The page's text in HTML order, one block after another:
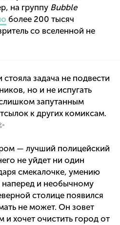
на группу Bubble
более 200 тысяч
со вселенной не
задача не подвести
но и не испугать
запутанным
к других комиксам.
— лучший полицейский
не уйдет ни один
смекалочке, умению
наперед и необычному
столице появился
не может. Он зовет
хочет очистить город от